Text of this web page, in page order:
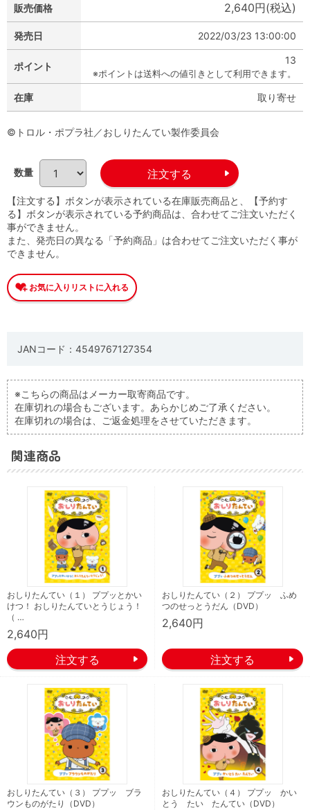
販売価格 2,640円(税込)
発売日 2022/03/23 13:00:00
ポイント
13
※ポイントは送料への値引きとして利用できます。
在庫 取り寄せ
©トロル・ポプラ社／おしりたんてい製作委員会
数量
【注文する】ボタンが表示されている在庫販売商品と、【予約す
る】ボタンが表示されている予約商品は、合わせてご注文いただく
事ができません。
また、発売日の異なる「予約商品」は合わせてご注文いただく事が
できません。
JANコード：4549767127354
※こちらの商品はメーカー取寄商品です。
在庫切れの場合もございます。あらかじめご了承ください。
在庫切れの場合は、ご返金処理をさせていただきます。
関連商品
おしりたんてい（１） ププッとかい
けつ！ おしりたんていとうじょう！
（ …
2,640円
おしりたんてい（２） ププッ ふめ
つのせっとうだん（DVD）
2,640円
おしりたんてい（３） ププッ ブラ
ウンものがたり（DVD）
おしりたんてい（４） ププッ かい
とう たい たんてい（DVD）